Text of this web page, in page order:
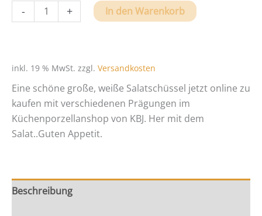
-
Salatschale
in
Keith
Brymer
Jones
Menge
+ In den Warenkorb
inkl. 19 % MwSt. zzgl. Versandkosten
Eine schöne große, weiße Salatschüssel jetzt online zu
kaufen mit verschiedenen Prägungen im
Küchenporzellanshop von KBJ. Her mit dem
Salat..Guten Appetit.
Beschreibung